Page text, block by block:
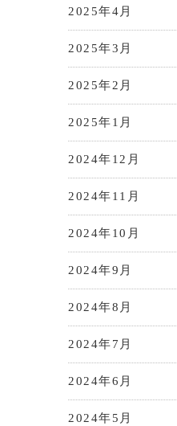
2025年4月
2025年3月
2025年2月
2025年1月
2024年12月
2024年11月
2024年10月
2024年9月
2024年8月
2024年7月
2024年6月
2024年5月